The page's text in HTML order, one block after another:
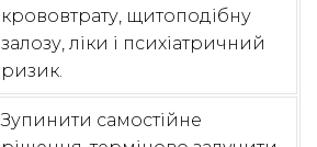
крововтрату, щитоподібну
залозу, ліки і психіатричний
ризик.
Зупинити самостійне